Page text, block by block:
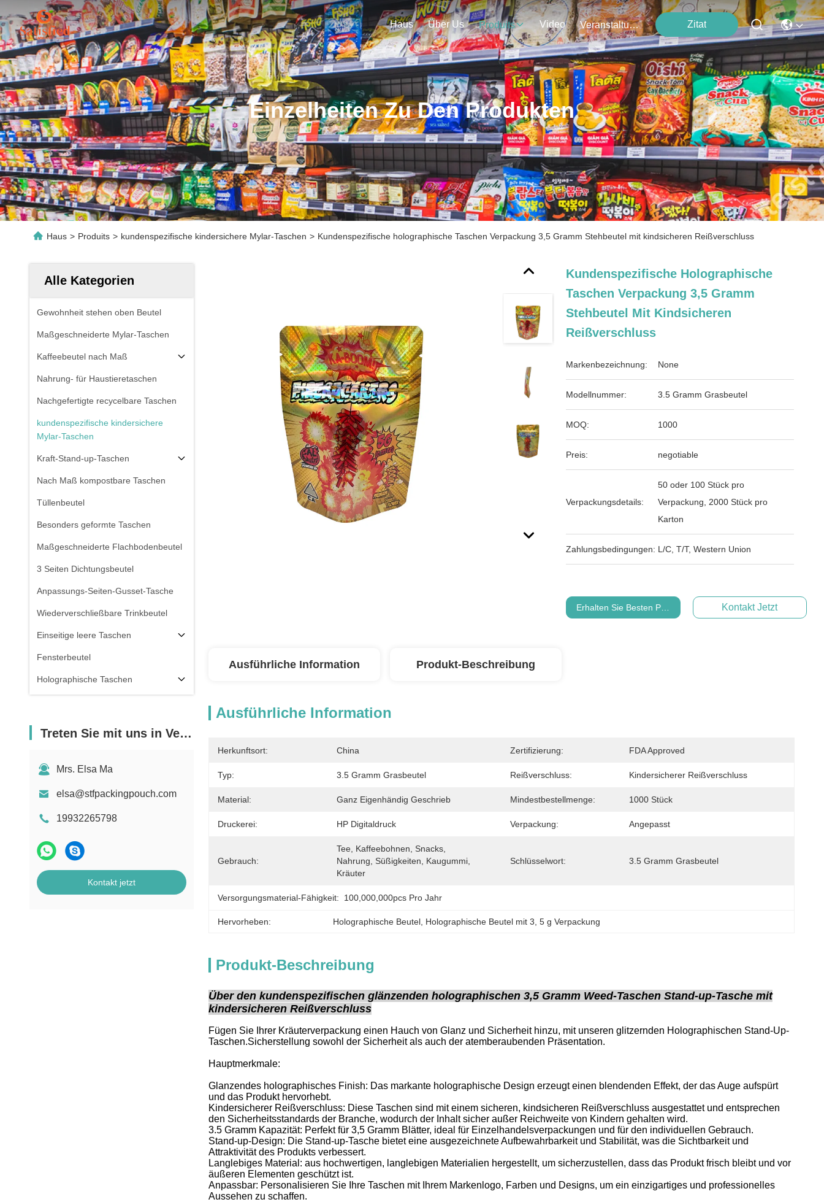
Haus Über Us Produits Video Veranstaltungen Zitat
Einzelheiten Zu Den Produkten
Haus > Produits > kundenspezifische kindersichere Mylar-Taschen > Kundenspezifische holographische Taschen Verpackung 3,5 Gramm Stehbeutel mit kindsicheren Reißverschluss
Alle Kategorien
Gewohnheit stehen oben Beutel
Maßgeschneiderte Mylar-Taschen
Kaffeebeutel nach Maß
Nahrung- für Haustieretaschen
Nachgefertigte recycelbare Taschen
kundenspezifische kindersichere
Mylar-Taschen
Kraft-Stand-up-Taschen
Nach Maß kompostbare Taschen
Tüllenbeutel
Besonders geformte Taschen
Maßgeschneiderte Flachbodenbeutel
3 Seiten Dichtungsbeutel
Anpassungs-Seiten-Gusset-Tasche
Wiederverschließbare Trinkbeutel
Einseitige leere Taschen
Fensterbeutel
Holographische Taschen
Treten Sie mit uns in Verbindung
Mrs. Elsa Ma
elsa@stfpackingpouch.com
19932265798
Kontakt jetzt
Kundenspezifische Holographische
Taschen Verpackung 3,5 Gramm
Stehbeutel Mit Kindsicheren
Reißverschluss
Markenbezeichnung: None
Modellnummer: 3.5 Gramm Grasbeutel
MOQ: 1000
Preis: negotiable
Verpackungsdetails:
50 oder 100 Stück pro
Verpackung, 2000 Stück pro
Karton
Zahlungsbedingungen: L/C, T/T, Western Union
Erhalten Sie Besten Preis Kontakt Jetzt
Ausführliche Information Produkt-Beschreibung
Ausführliche Information
Herkunftsort: China Zertifizierung: FDA Approved
Typ: 3.5 Gramm Grasbeutel Reißverschluss: Kindersicherer Reißverschluss
Material: Ganz Eigenhändig Geschrieb Mindestbestellmenge: 1000 Stück
Druckerei: HP Digitaldruck Verpackung: Angepasst
Gebrauch:
Tee, Kaffeebohnen, Snacks,
Nahrung, Süßigkeiten, Kaugummi,
Kräuter
Schlüsselwort: 3.5 Gramm Grasbeutel
Versorgungsmaterial-Fähigkeit: 100,000,000pcs Pro Jahr
Hervorheben: Holographische Beutel Holographische Beutel mit 3 , 5 g Verpackung
Produkt-Beschreibung
Über den kundenspezifischen glänzenden holographischen 3,5 Gramm Weed-Taschen Stand-up-Tasche mit
kindersicheren Reißverschluss
Fügen Sie Ihrer Kräuterverpackung einen Hauch von Glanz und Sicherheit hinzu, mit unseren glitzernden Holographischen Stand-Up-
Taschen.Sicherstellung sowohl der Sicherheit als auch der atemberaubenden Präsentation.
Hauptmerkmale:
Glanzendes holographisches Finish: Das markante holographische Design erzeugt einen blendenden Effekt, der das Auge aufspürt
und das Produkt hervorhebt.
Kindersicherer Reißverschluss: Diese Taschen sind mit einem sicheren, kindsicheren Reißverschluss ausgestattet und entsprechen
den Sicherheitsstandards der Branche, wodurch der Inhalt sicher außer Reichweite von Kindern gehalten wird.
3.5 Gramm Kapazität: Perfekt für 3,5 Gramm Blätter, ideal für Einzelhandelsverpackungen und für den individuellen Gebrauch.
Stand-up-Design: Die Stand-up-Tasche bietet eine ausgezeichnete Aufbewahrbarkeit und Stabilität, was die Sichtbarkeit und
Attraktivität des Produkts verbessert.
Langlebiges Material: aus hochwertigen, langlebigen Materialien hergestellt, um sicherzustellen, dass das Produkt frisch bleibt und vor
äußeren Elementen geschützt ist.
Anpassbar: Personalisieren Sie Ihre Taschen mit Ihrem Markenlogo, Farben und Designs, um ein einzigartiges und professionelles
Aussehen zu schaffen.